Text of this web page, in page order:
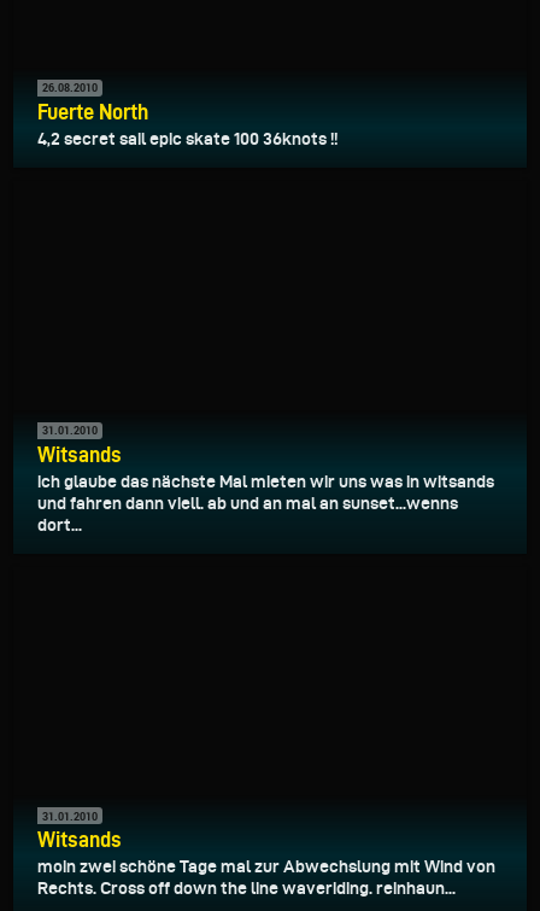
26.08.2010
Fuerte North
4,2 secret sail epic skate 100 36knots !!
31.01.2010
Witsands
ich glaube das nächste Mal mieten wir uns was in witsands
und fahren dann viell. ab und an mal an sunset...wenns
dort...
31.01.2010
Witsands
moin zwei schöne Tage mal zur Abwechslung mit Wind von
Rechts. Cross off down the line waveriding. reinhaun...